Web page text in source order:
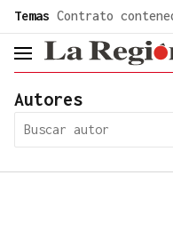
Temas Contrato
header.menu.open
Autores